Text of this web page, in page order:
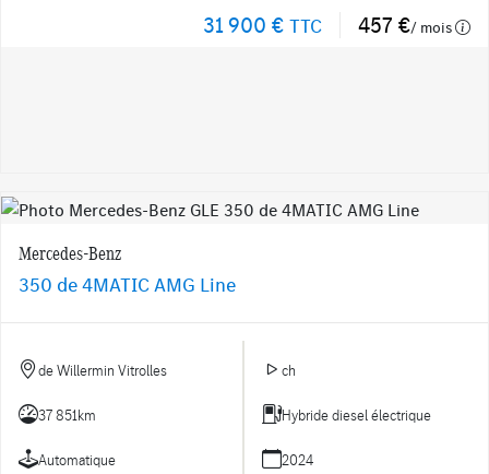
31 900 € TTC 457 €/ mois
Mercedes-Benz
350 de 4MATIC AMG Line
de Willermin Vitrolles ch
37 851km Hybride diesel électrique
Automatique 2024